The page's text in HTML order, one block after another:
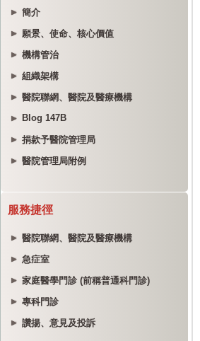
簡介
願景、使命、核心價值
機構管治
組織架構
醫院聯網、醫院及醫療機構
Blog 147B
捐款予醫院管理局
醫院管理局附例
服務捷徑
醫院聯網、醫院及醫療機構
急症室
家庭醫學門診 (前稱普通科門診)
專科門診
讚揚、意見及投訴